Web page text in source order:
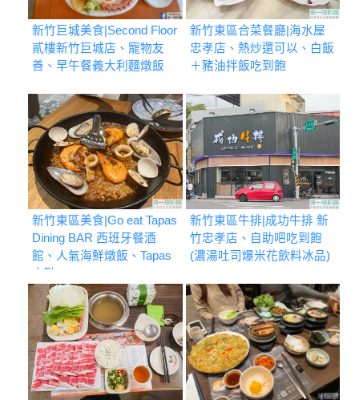
新竹巨城美食|Second Floor
貳樓新竹巨城店、寵物友
善、早午餐義大利麵燉飯
新竹東區合菜餐廳|海水屋
忠孝店、熱炒還可以、白飯
＋豬油拌飯吃到飽
新竹東區美食|Go eat Tapas
Dining BAR 西班牙餐酒
館、人氣海鮮燉飯、Tapas
小點
新竹東區牛排|成功牛排 新
竹忠孝店、自助吧吃到飽
(濃湯吐司爆米花飲料冰品)